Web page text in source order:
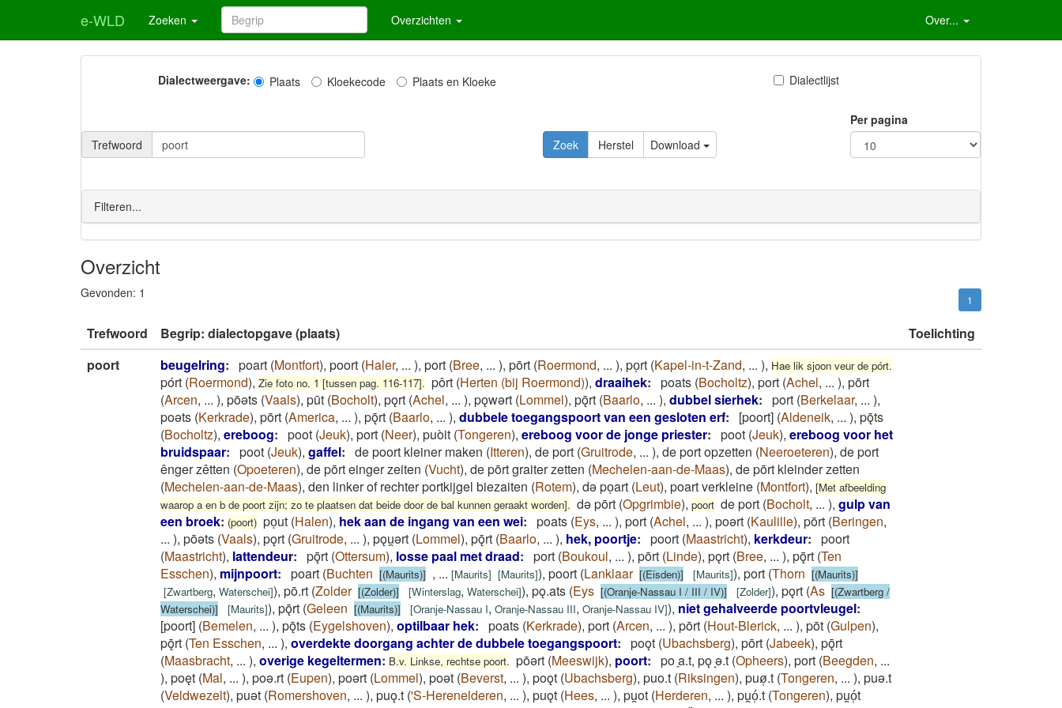
e-WLD Zoeken Overzichten Over...
Dialectweergave: Plaats Kloekecode Plaats en Kloeke Dialectlijst
Trefwoord Download
Per pagina
Filteren...
Overzicht
Gevonden: 1 1
Trefwoord Begrip: dialectopgave (plaats)
Toelichting
poort
beugelring: poart (Montfort), poort (Haler, ... ), port (Bree, ... ), pōrt (Roermond, ... ), poͅrt (Kapel-in-t-Zand, ... ), Hae lik sjoon veur de pórt.
pórt (Roermond), Zie foto no. 1 [tussen pag. 116-117]. pôrt (Herten (bij Roermond)), draaihek: poats (Bocholtz), port (Achel, ... ), pōrt
(Arcen, ... ), pōǝts (Vaals), pūt (Bocholt), pǫrt (Achel, ... ), pǫwǝrt (Lommel), pǭrt (Baarlo, ... ), dubbel sierhek: port (Berkelaar, ... ),
poǝts (Kerkrade), pōrt (America, ... ), pǭrt (Baarlo, ... ), dubbele toegangspoort van een gesloten erf: [poort] (Aldeneik, ... ), pǭts
(Bocholtz), ereboog: poot (Jeuk), port (Neer), puòit (Tongeren), ereboog voor de jonge priester: poot (Jeuk), ereboog voor het
bruidspaar: poot (Jeuk), gaffel: de poort kleiner maken (Itteren), de port (Gruitrode, ... ), de port opzetten (Neeroeteren), de port
ênger zêtten (Opoeteren), de pōrt einger zeiten (Vucht), de pōrt graiter zetten (Mechelen-aan-de-Maas), de pōrt kleinder zetten
(Mechelen-aan-de-Maas), den linker of rechter portkijgel biezaiten (Rotem), də poͅart (Leut), poart verkleine (Montfort), [Met afbeelding
waarop a en b de poort zijn; zo te plaatsen dat beide door de bal kunnen geraakt worden]. də pōrt (Opgrimbie), poort de port (Bocholt, ... ), gulp van
een broek: (poort) poͅut (Halen), hek aan de ingang van een wei: poats (Eys, ... ), port (Achel, ... ), poǝrt (Kaulille), pōrt (Beringen,
... ), pōǝts (Vaals), pǫrt (Gruitrode, ... ), pǫu̯ǝrt (Lommel), pǭrt (Baarlo, ... ), hek, poortje: poort (Maastricht), kerkdeur: poort
(Maastricht), lattendeur: pǭrt (Ottersum), losse paal met draad: port (Boukoul, ... ), pōrt (Linde), pǫrt (Bree, ... ), pǭrt (Ten
Esschen), mijnpoort: poart (Buchten [(Maurits)] , ... [Maurits] [Maurits]), poort (Lanklaar [(Eisden)] [Maurits]), port (Thorn [(Maurits)]
[Zwartberg, Waterschei]), pō.rt (Zolder [(Zolder)] [Winterslag, Waterschei]), pǫ.ats (Eys [(Oranje-Nassau I / III / IV)] [Zolder]), pǫrt (As [(Zwartberg /
Waterschei)]
[Maurits]), pǭrt (Geleen [(Maurits)] [Oranje-Nassau I, Oranje-Nassau III, Oranje-Nassau IV]), niet gehalveerde poortvleugel:
[poort] (Bemelen, ... ), pǭts (Eygelshoven), optilbaar hek: poats (Kerkrade), port (Arcen, ... ), pōrt (Hout-Blerick, ... ), pōt (Gulpen),
pǭrt (Ten Esschen, ... ), overdekte doorgang achter de dubbele toegangspoort: poǫt (Ubachsberg), pōrt (Jabeek), pǭrt
(Maasbracht, ... ), overige kegeltermen: B.v. Linkse, rechtse poort. pōərt (Meeswijk), poort: po ̞a.t, pǫ ̝ǝ.t (Opheers), port (Beegden, ...
), poęt (Mal, ... ), poǝ.rt (Eupen), poǝrt (Lommel), poǝt (Beverst, ... ), poǫt (Ubachsberg), puo.t (Riksingen), puø̜.t (Tongeren, ... ), puǝ.t
(Veldwezelt), puǝt (Romershoven, ... ), puǫ.t ('S-Herenelderen, ... ), puǫt (Hees, ... ), pu̯ot (Herderen, ... ), pu̯ó̜.t (Tongeren), pu̯ó̜t